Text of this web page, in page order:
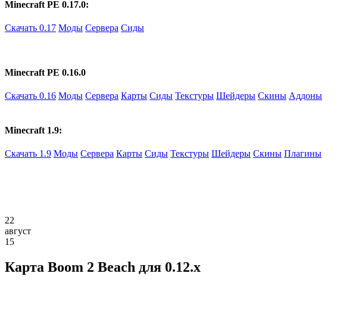
Minecraft PE 0.17.0:
Скачать 0.17 Моды Сервера Сиды
Minecraft PE 0.16.0
Скачать 0.16 Моды Сервера Карты Сиды Текстуры Шейдеры Скины Аддоны
Minecraft 1.9:
Скачать 1.9 Моды Сервера Карты Сиды Текстуры Шейдеры Скины Плагины
22
август
15
Карта Boom 2 Beach для 0.12.x